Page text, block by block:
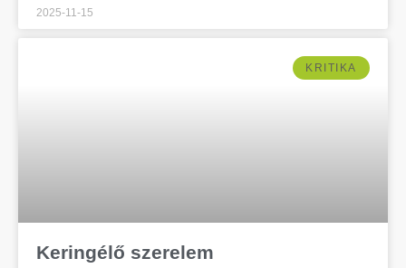
2025-11-15
KRITIKA
Keringélő szerelem